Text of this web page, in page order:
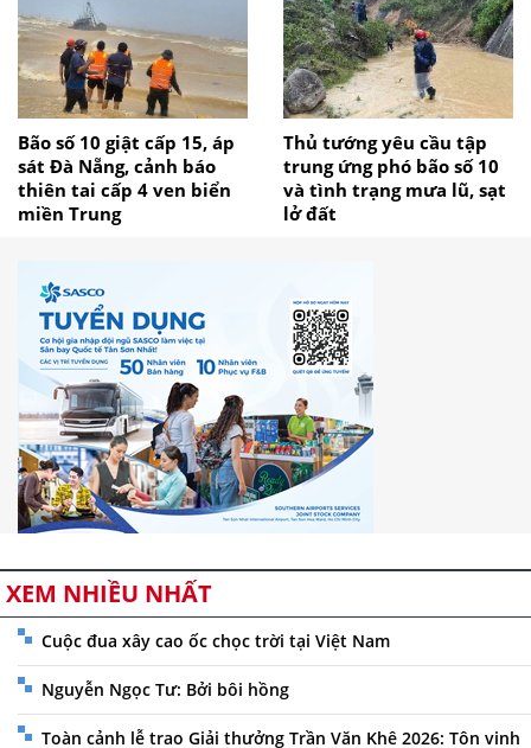
Bão số 10 giật cấp 15, áp
sát Đà Nẵng, cảnh báo
thiên tai cấp 4 ven biển
miền Trung
Thủ tướng yêu cầu tập
trung ứng phó bão số 10
và tình trạng mưa lũ, sạt
lở đất
XEM NHIỀU NHẤT
Cuộc đua xây cao ốc chọc trời tại Việt Nam
Nguyễn Ngọc Tư: Bởi bôi hồng
Toàn cảnh lễ trao Giải thưởng Trần Văn Khê 2026: Tôn vinh